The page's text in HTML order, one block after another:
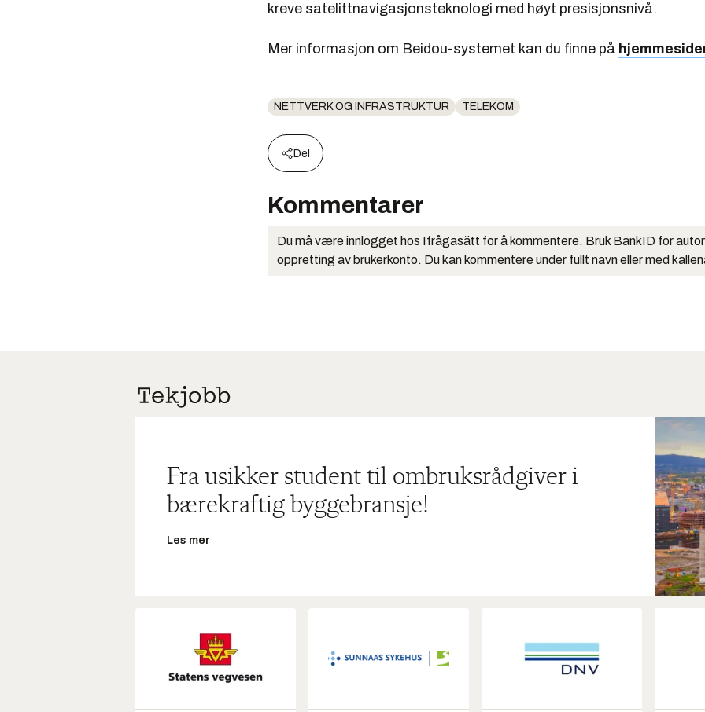
kreve satelittnavigasjonsteknologi med høyt presisjonsnivå.
Mer informasjon om Beidou-systemet kan du finne på
NETTVERK OG INFRASTRUKTUR TELEKOM
Del
Kommentarer
Du må være innlogget hos Ifrågasätt for å kommentere. Bruk BankID for
oppretting av brukerkonto. Du kan kommentere under fullt navn eller med
Fra usikker student til ombruksrådgiver i
bærekraftig byggebransje!
Les mer